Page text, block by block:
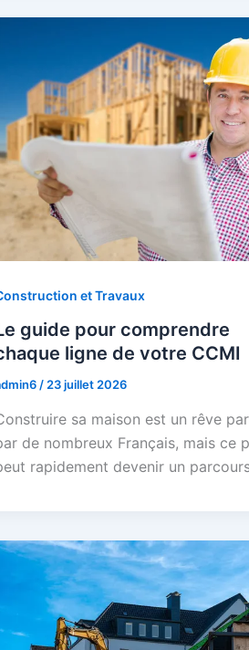
et Travaux
guide pour comprendre
ligne de votre CCMI
/23 juillet 2026
sa maison est un rêve
de nombreux Français, mais ce
rapidement devenir un